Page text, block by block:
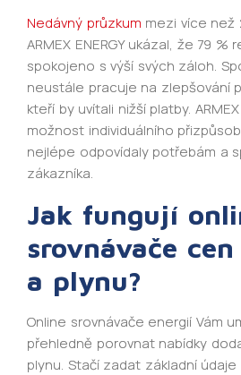
Nedávný průzkum mezi více než
ARMEX ENERGY ukázal, že 79
spokojeno s výší svých záloh.
neustále pracuje na zlepšování
kteří by uvítali nižší platby. ARMEX
možnost individuálního
nejlépe odpovídaly potřebám a
zákazníka.
Jak fungují
srovnávače
a plynu?
Online srovnávače energií Vám
přehledně porovnat nabídky
plynu. Stačí zadat základní